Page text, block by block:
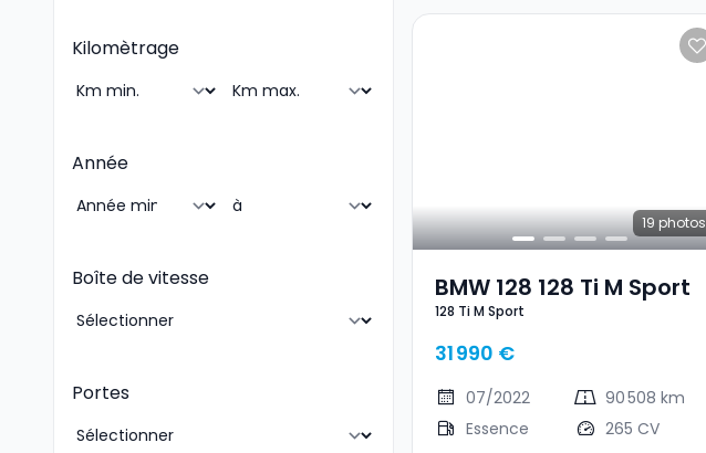
Kilomètrage
Année
Boîte de vitesse
Portes
19 photos
BMW 128 128 Ti M Sport
128 Ti M Sport
31 990 €
07/2022
90 508 km
Essence
265 CV